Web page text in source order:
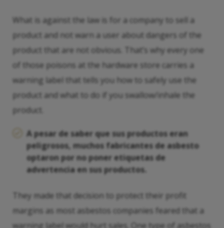
What is against the law is for a company to sell a
product and not warn a user about dangers of the
product that are not obvious. That’s why every one
of those poisons at the hardware store carries a
warning label that tells you how to safely use the
product and what to do if you swallow/inhale the
product.
A pesar de saber que sus productos eran
peligrosos, muchos fabricantes de asbesto
optaron por no poner etiquetas de
advertencia en sus productos.
They made that decision to protect their profit
margins as most asbestos companies feared that a
warning label would hurt sales. One type of asbestos